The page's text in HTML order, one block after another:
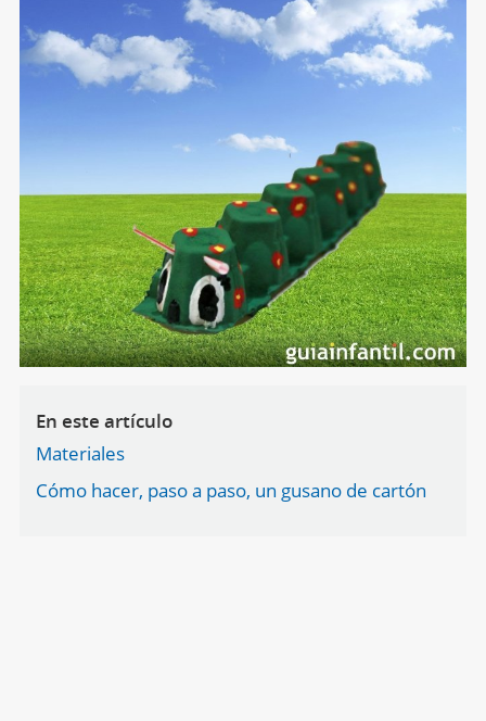
En este artículo
Materiales
Cómo hacer, paso a paso, un gusano de cartón